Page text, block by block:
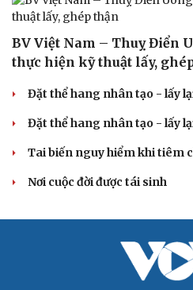
Du lịch
Săn Tour
check-in
BV Việt Nam – Thuỵ Điển
thực hiện kỹ thuật lấy,
Đặt thể hang nhân tạo - lấy
Đặt thể hang nhân tạo - lấy
Tai biến nguy hiểm khi tiêm
Nơi cuộc đời được tái sinh